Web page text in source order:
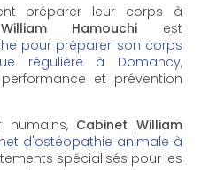
préparer leur corps à
Hamouchi est
pour préparer son corps
régulière à Domancy,
et prévention
Cabinet William
d'ostéopathie animale à
spécialisés pour les